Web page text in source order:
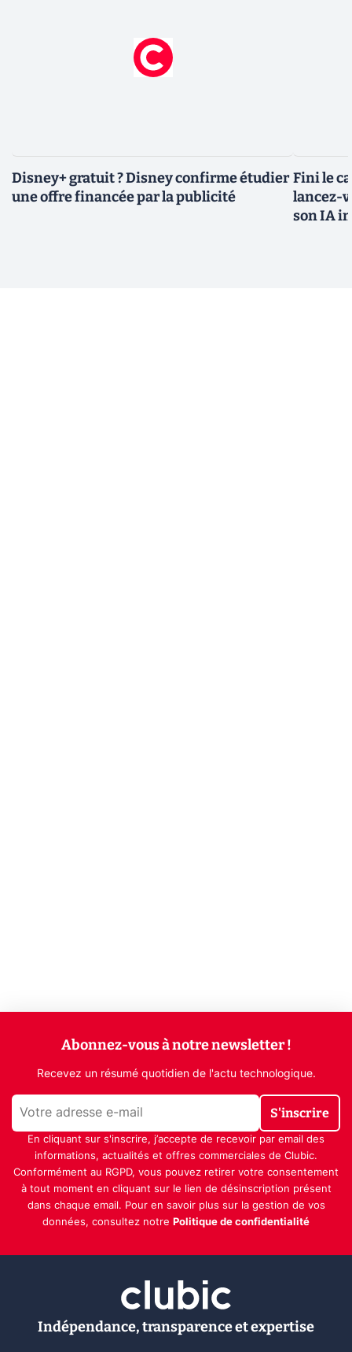
Disney+ gratuit ? Disney confirme étudier
une offre financée par la publicité
Fini le
lancez-
son IA
Abonnez-vous à notre newsletter !
Recevez un résumé quotidien de l'actu technologique.
S'inscrire
En cliquant sur s'inscrire, j’accepte de recevoir par email des
informations, actualités et offres commerciales de Clubic.
Conformément au RGPD, vous pouvez retirer votre consentement
à tout moment en cliquant sur le lien de désinscription présent
dans chaque email. Pour en savoir plus sur la gestion de vos
données, consultez notre Politique de confidentialité
Indépendance, transparence et expertise